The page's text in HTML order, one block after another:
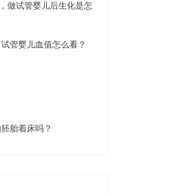
做试管婴儿后生化是怎
管婴儿血值怎么看？
胎着床吗？